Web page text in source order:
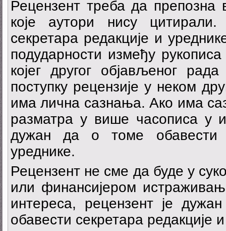
Рецензент треба да
које аутори нису
секретара редакције и
подударности између
којег другог објављеног
поступку рецензије у неком
има лична сазнања. Ако има
разматра у више часописа у
дужан да о томе обавести
уреднике.
Рецензент не сме да буде у
или финансијером
интереса, рецензент је
обавести секретара редакције